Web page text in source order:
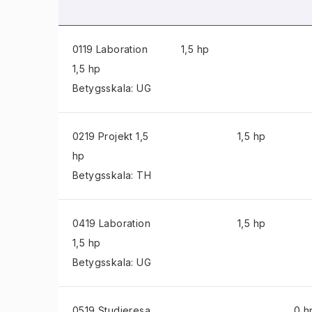
0119 Laboration
1,5 hp
Betygsskala: UG
1,5 hp
0219 Projekt 1,5
hp
Betygsskala: TH
1,5 hp
0419 Laboration
1,5 hp
Betygsskala: UG
1,5 hp